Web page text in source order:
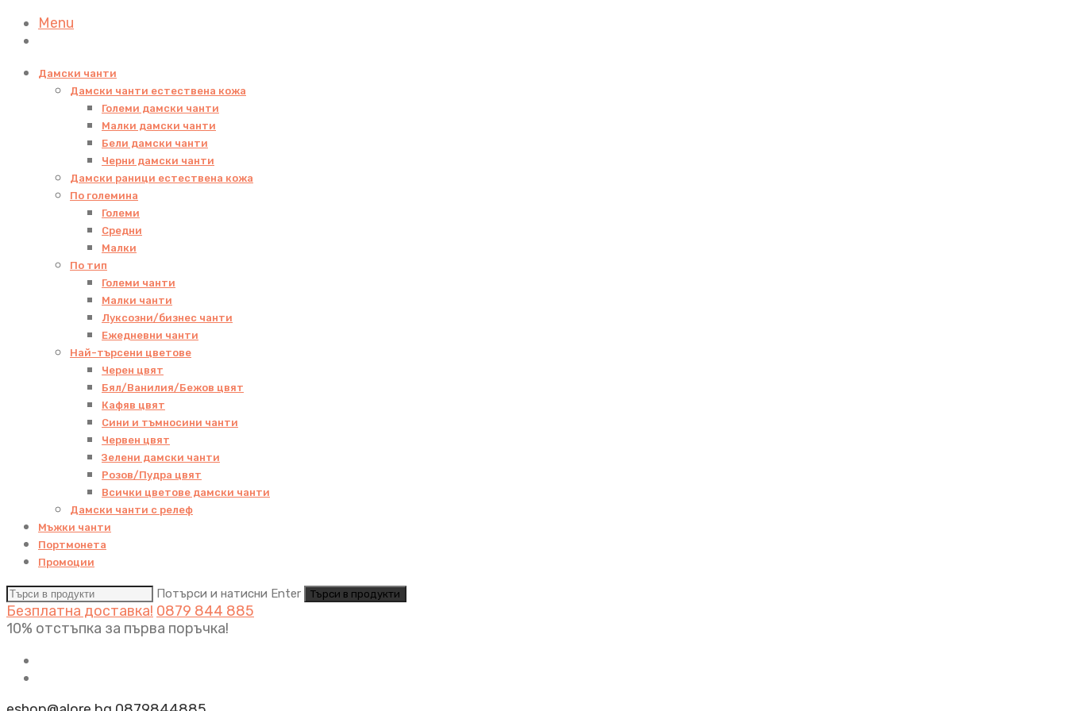
Menu
Дамски чанти
Дамски чанти естествена кожа
Големи дамски чанти
Малки дамски чанти
Бели дамски чанти
Черни дамски чанти
Дамски раници естествена кожа
По големина
Големи
Средни
Малки
По тип
Големи чанти
Малки чанти
Луксозни/бизнес чанти
Ежедневни чанти
Най-търсени цветове
Черен цвят
Бял/Ванилия/Бежов цвят
Кафяв цвят
Сини и тъмносини чанти
Червен цвят
Зелени дамски чанти
Розов/Пудра цвят
Всички цветове дамски чанти
Дамски чанти с релеф
Мъжки чанти
Портмонета
Промоции
Потърси и натисни Enter
Безплатна доставка! 0879 844 885
10% отстъпка за първа поръчка!